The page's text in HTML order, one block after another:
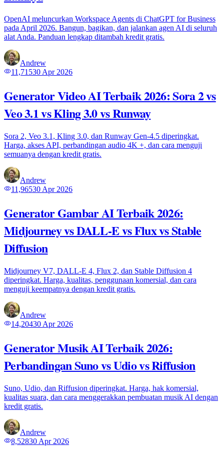
OpenAI meluncurkan Workspace Agents di ChatGPT for Business
pada April 2026. Bangun, bagikan, dan jalankan agen AI di seluruh
alat Anda. Panduan lengkap ditambah kredit gratis.
Andrew
11,71530 Apr 2026
Generator Video AI Terbaik 2026: Sora 2 vs
Veo 3.1 vs Kling 3.0 vs Runway
Sora 2, Veo 3.1, Kling 3.0, dan Runway Gen-4.5 diperingkat.
Harga, akses API, perbandingan audio 4K +, dan cara menguji
semuanya dengan kredit gratis.
Andrew
11,96530 Apr 2026
Generator Gambar AI Terbaik 2026:
Midjourney vs DALL-E vs Flux vs Stable
Diffusion
Midjourney V7, DALL-E 4, Flux 2, dan Stable Diffusion 4
diperingkat. Harga, kualitas, penggunaan komersial, dan cara
menguji keempatnya dengan kredit gratis.
Andrew
14,20430 Apr 2026
Generator Musik AI Terbaik 2026:
Perbandingan Suno vs Udio vs Riffusion
Suno, Udio, dan Riffusion diperingkat. Harga, hak komersial,
kualitas suara, dan cara menggerakkan pembuatan musik AI dengan
kredit gratis.
Andrew
8,52830 Apr 2026